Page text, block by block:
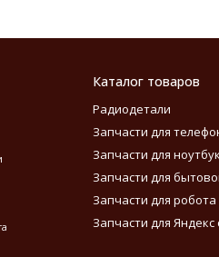
Каталог товаров
Радиодетали
Запчасти для
Запчасти для
Запчасти для
Запчасти для
Запчасти для Яндекс